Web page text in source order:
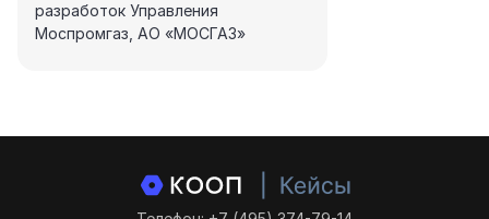
разработок Управления
Моспромгаз, АО «МОСГАЗ»